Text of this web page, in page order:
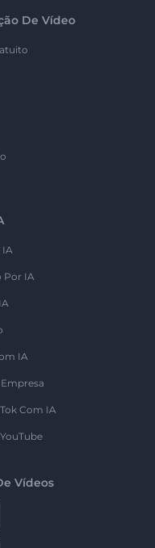
De Vídeo
IA
Por IA
IA
Com IA
Vídeos